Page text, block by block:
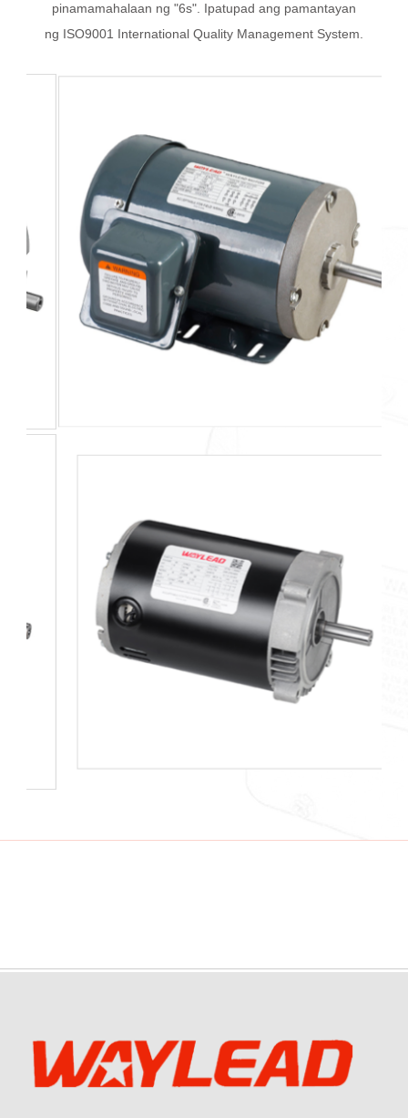
pinamamahalaan ng "6s". Ipatupad ang pamantayan
ng ISO9001 International Quality Management System.